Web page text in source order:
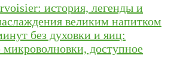
история, легенды и
великим напитком
без духовки и яиц:
микроволновки, доступное